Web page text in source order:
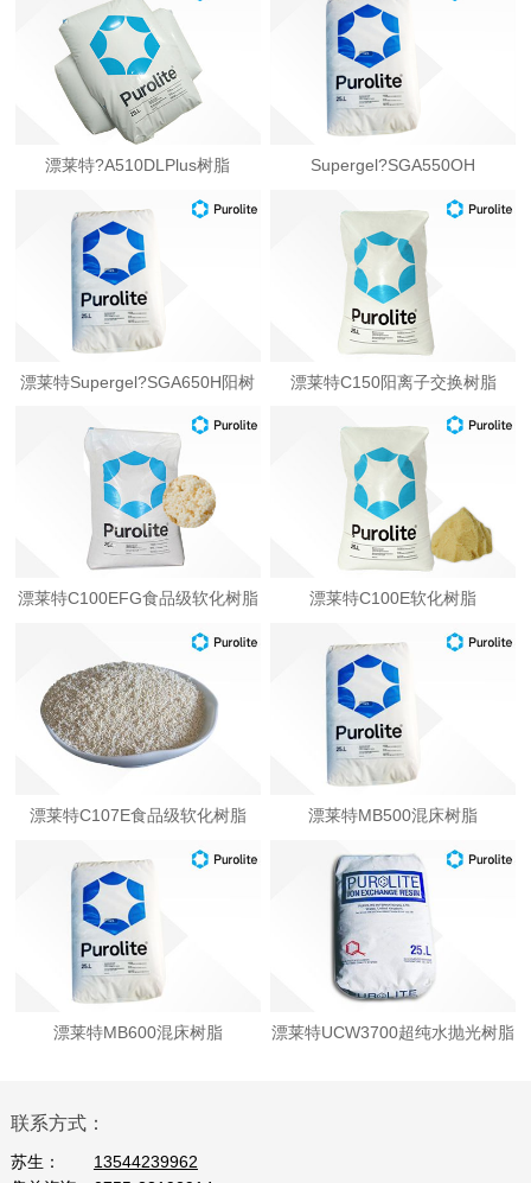
漂莱特?A510DLPlus树脂 Supergel?SGA550OH
漂莱特Supergel?SGA650H阳树
漂莱特C150阳离子交换树脂
漂莱特C100EFG食品级软化树脂 漂莱特C100E软化树脂
漂莱特C107E食品级软化树脂 漂莱特MB500混床树脂
漂莱特MB600混床树脂 漂莱特UCW3700超纯水抛光树脂
联系方式：
苏生：
13544239962